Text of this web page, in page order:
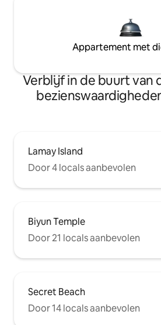
Appartement met
Verblijf in de buurt van
Lamay Island
Door 4 locals aanbevolen
Biyun Temple
Door 21 locals aanbevolen
Secret Beach
Door 14 locals aanbevolen